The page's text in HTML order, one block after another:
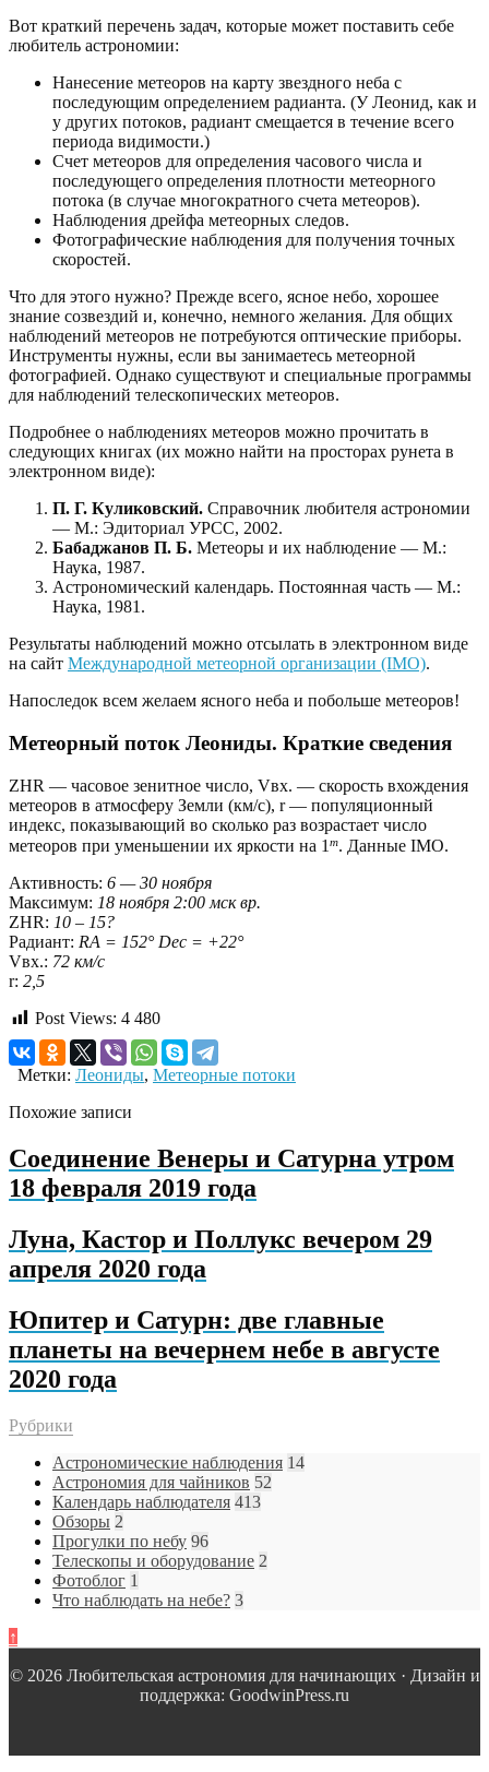
Вот краткий перечень задач, которые может поставить себе
любитель астрономии:
Нанесение метеоров на карту звездного неба с
последующим определением радианта. (У Леонид, как и
у других потоков, радиант смещается в течение всего
периода видимости.)
Счет метеоров для определения часового числа и
последующего определения плотности метеорного
потока (в случае многократного счета метеоров).
Наблюдения дрейфа метеорных следов.
Фотографические наблюдения для получения точных
скоростей.
Что для этого нужно? Прежде всего, ясное небо, хорошее
знание созвездий и, конечно, немного желания. Для общих
наблюдений метеоров не потребуются оптические приборы.
Инструменты нужны, если вы занимаетесь метеорной
фотографией. Однако существуют и специальные программы
для наблюдений телескопических метеоров.
Подробнее о наблюдениях метеоров можно прочитать в
следующих книгах (их можно найти на просторах рунета в
электронном виде):
П. Г. Куликовский. Справочник любителя астрономии
— М.: Эдиториал УРСС, 2002.
Бабаджанов П. Б. Метеоры и их наблюдение — М.:
Наука, 1987.
Астрономический календарь. Постоянная часть — М.:
Наука, 1981.
Результаты наблюдений можно отсылать в электронном виде
на сайт Международной метеорной организации (IMO).
Напоследок всем желаем ясного неба и побольше метеоров!
Метеорный поток Леониды. Краткие сведения
ZHR — часовое зенитное число, Vвх. — скорость вхождения
метеоров в атмосферу Земли (км/с), r — популяционный
индекс, показывающий во сколько раз возрастает число
метеоров при уменьшении их яркости на 1 m. Данные IMO.
Активность: 6 — 30 ноября
Максимум: 18 ноября 2:00 мск вр.
ZHR: 10 – 15?
Радиант: RA = 152° Dec = +22°
Vвх.: 72 км/с
r: 2,5
Post Views: 4 480
Метки: Леониды, Метеорные потоки
Похожие записи
Соединение Венеры и Сатурна утром
18 февраля 2019 года
Луна, Кастор и Поллукс вечером 29
апреля 2020 года
Юпитер и Сатурн: две главные
планеты на вечернем небе в августе
2020 года
Рубрики
Астрономические наблюдения 14
Астрономия для чайников 52
Календарь наблюдателя 413
Обзоры 2
Прогулки по небу 96
Телескопы и оборудование 2
Фотоблог 1
Что наблюдать на небе? 3
↑
© 2026 Любительская астрономия для начинающих · Дизайн и
поддержка: GoodwinPress.ru